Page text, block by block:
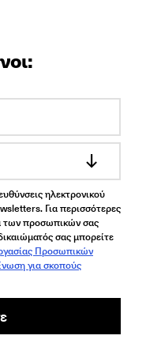
ηλεκτρονικού
Για περισσότερες
των προσωπικών σας
σας μπορείτε
Προσωπικών
για σκοπούς